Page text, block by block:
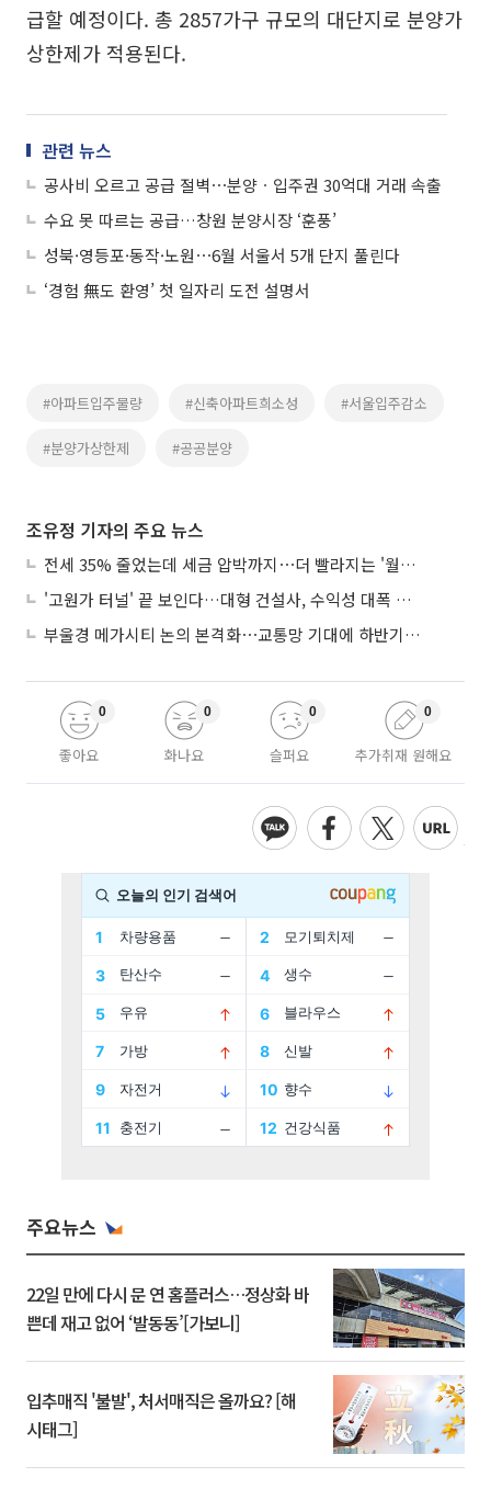
급할 예정이다. 총 2857가구 규모의 대단지로 분양가
상한제가 적용된다.
관련 뉴스
공사비 오르고 공급 절벽⋯분양ㆍ입주권 30억대 거래 속출
수요 못 따르는 공급…창원 분양시장 ‘훈풍’
성북·영등포·동작·노원⋯6월 서울서 5개 단지 풀린다
‘경험 無도 환영’ 첫 일자리 도전 설명서
#아파트입주물량 #신축아파트희소성 #서울입주감소
#분양가상한제 #공공분양
조유정 기자의 주요 뉴스
전세 35% 줄었는데 세금 압박까지⋯더 빨라지는 '월세화'
'고원가 터널' 끝 보인다…대형 건설사, 수익성 대폭 개선
부울경 메가시티 논의 본격화⋯교통망 기대에 하반기 분양시장 '주목'
좋아요
0
화나요
0
슬퍼요
0
추가취재 원해요
0
주요뉴스
22일 만에 다시 문 연 홈플러스…정상화 바
쁜데 재고 없어 ‘발동동’[가보니]
입추매직 '불발', 처서매직은 올까요? [해
시태그]